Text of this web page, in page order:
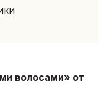
волосами» от